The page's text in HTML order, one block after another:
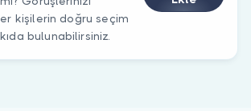
kişilerin doğru seçim
bulunabilirsiniz.